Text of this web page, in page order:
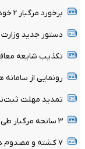
برخورد مرگبار ۲ خودرو در جاده اهواز–خرمشهر؛ ۴ سرنشین جان باختند
دستور جدید
تکذیب شایعه
رونمایی از
تمدید مهلت
۳ سانحه مرگبار طی یک هفته در بزرگراه‌های تهران
۷ کشته و مصدوم در تصادف مرگبار پژو پارس و ساینا